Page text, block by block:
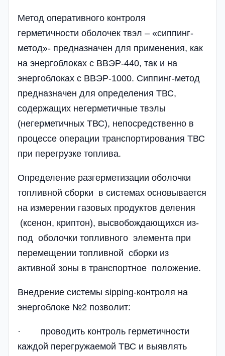
Метод оперативного контроля
герметичности оболочек твэл – «сиппинг-
метод»- предназначен для применения, как
на энергоблоках с ВВЭР-440, так и на
энергоблоках с ВВЭР-1000. Сиппинг-метод
предназначен для определения ТВС,
содержащих негерметичные твэлы
(негерметичных ТВС), непосредственно в
процессе операции транспортирования ТВС
при перегрузке топлива.
Определение разгерметизации оболочки
топливной сборки в системах основывается
на измерении газовых продуктов деления
(ксенон, криптон), высвобождающихся из-
под оболочки топливного элемента при
перемещении топливной сборки из
активной зоны в транспортное положение.
Внедрение системы sipping-контроля на
энергоблоке №2 позволит:
· проводить контроль герметичности
каждой перегружаемой ТВС и выявлять